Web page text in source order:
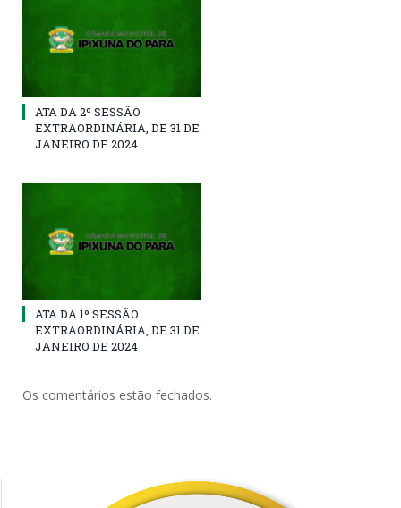
ATA DA 2º SESSÃO
EXTRAORDINÁRIA, DE 31 DE
JANEIRO DE 2024
ATA DA 1º SESSÃO
EXTRAORDINÁRIA, DE 31 DE
JANEIRO DE 2024
Os comentários estão fechados.